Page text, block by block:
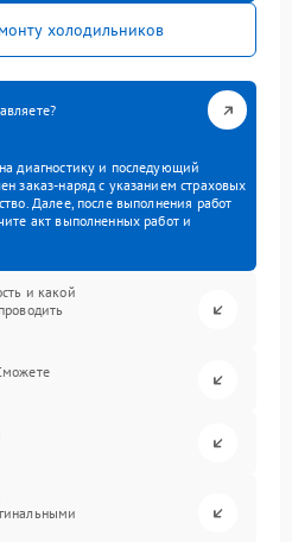
холодильников
диагностику и последующий
заказ-наряд с указанием страховых
Далее, после выполнения работ
акт выполненных работ и
и какой